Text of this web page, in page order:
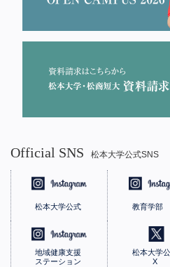
Official SNS 松本大学公式SNS
松本大学公式 教育学部
地域健康支援
ステーション
松本大学
X